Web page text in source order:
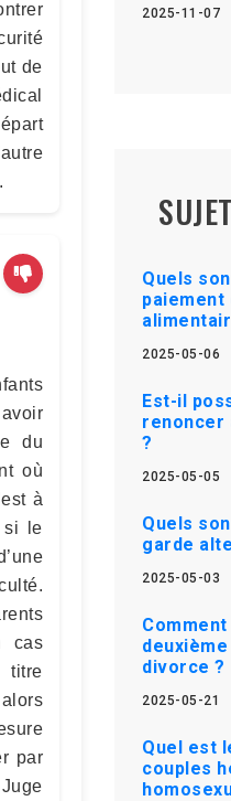
de
du
où
à
si le
cas
titre
par
2025-11-07
Quels
paiement
2025-05-06
Est-il
renoncer
?
2025-05-05
Quels
garde
2025-05-03
divorce ?
2025-05-21
Quel est
couples